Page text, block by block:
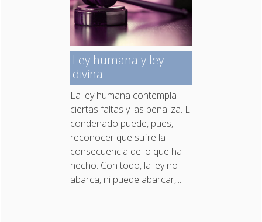
Ley humana y ley
divina
La ley humana contempla
ciertas faltas y las penaliza. El
condenado puede, pues,
reconocer que sufre la
consecuencia de lo que ha
hecho. Con todo, la ley no
abarca, ni puede abarcar,...